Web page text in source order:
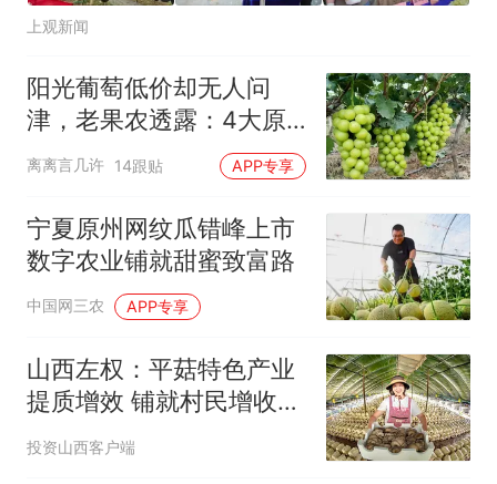
上观新闻
阳光葡萄低价却无人问
津，老果农透露：4大原
因让它从高端到谷底
离离言几许 14跟贴 APP专享
宁夏原州网纹瓜错峰上市
数字农业铺就甜蜜致富路
中国网三农 APP专享
山西左权：平菇特色产业
提质增效 铺就村民增收致
富路
投资山西客户端